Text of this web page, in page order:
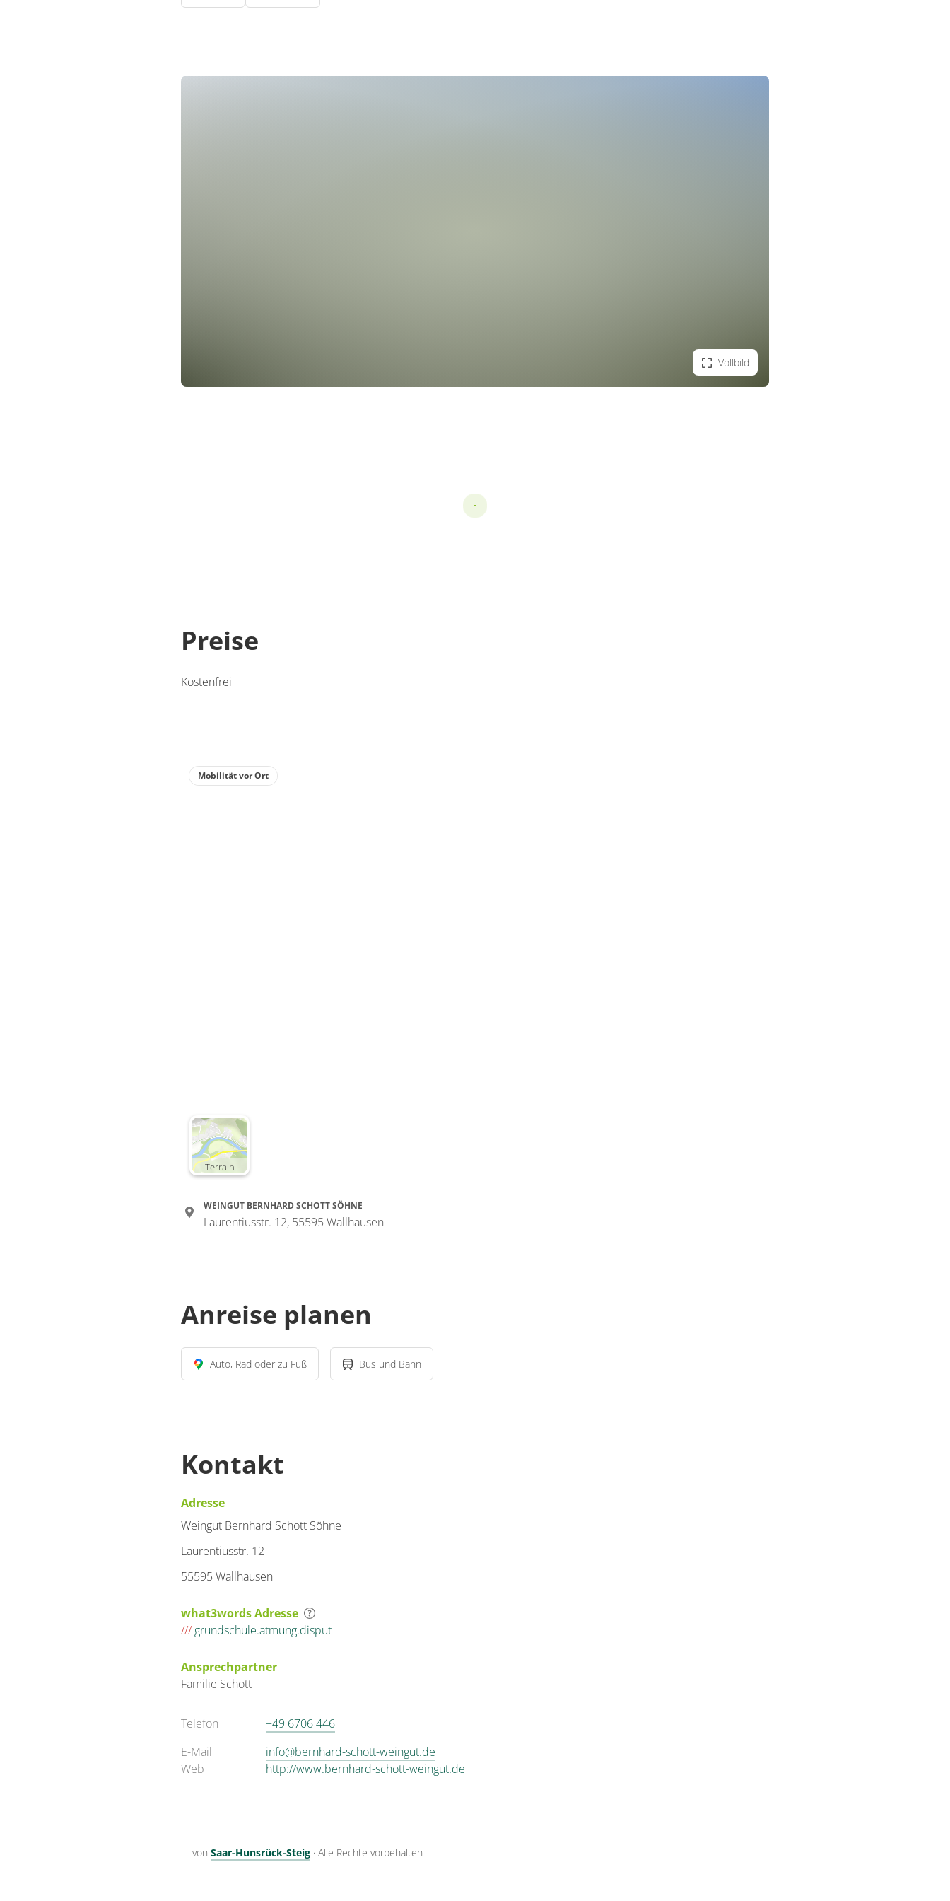
Vollbild
Preise
Kostenfrei
Terrain
Mobilität vor Ort
WEINGUT BERNHARD SCHOTT SÖHNE
Laurentiusstr. 12, 55595 Wallhausen
Anreise planen
Auto, Rad oder zu Fuß Bus und Bahn
Kontakt
Adresse
Weingut Bernhard Schott Söhne
Laurentiusstr. 12
55595 Wallhausen
what3words Adresse
/// grundschule.atmung.disput
Ansprechpartner
Familie Schott
Telefon
+49 6706 446
E-Mail
info@bernhard-schott-weingut.de
Web
http://www.bernhard-schott-weingut.de
von Saar-Hunsrück-Steig · Alle Rechte vorbehalten